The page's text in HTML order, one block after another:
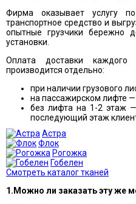
Фирма оказывает услугу
транспортное средство и
опытные грузчики бережно
установки.
Оплата доставки
производится отдельно:
при наличии грузового
на пассажирском лифте —
без лифта на 1-2 этаж
последующий этаж
Астра
Флок
Рогожка
Гобелен
Смотреть каталог тканей
1.Можно ли заказать эту же